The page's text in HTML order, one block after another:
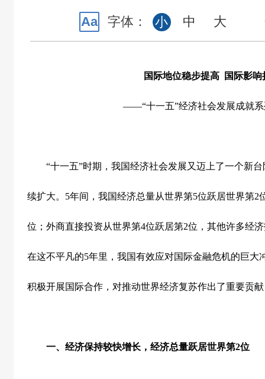
Aa
字体： 小 中 大
国际地位稳步提高 国际影响
——“十一五”经济社会发展成就系
“十一五”时期，我国经济社会发展又迈上了一个新台
续扩大。 5年间，我国经济总量从世界第5位跃居世界第2
位；外商直接投资从世界第4位跃居第2位，其他许多经
在这不平凡的5年里，我国有效应对国际金融危机的巨大
积极开展国际合作，对推动世界经济复苏作出了重要贡
一、经济保持较快增长，经济总量跃居世界第2位